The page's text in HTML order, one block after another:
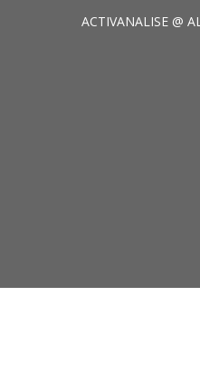
ACTIVANALISE @